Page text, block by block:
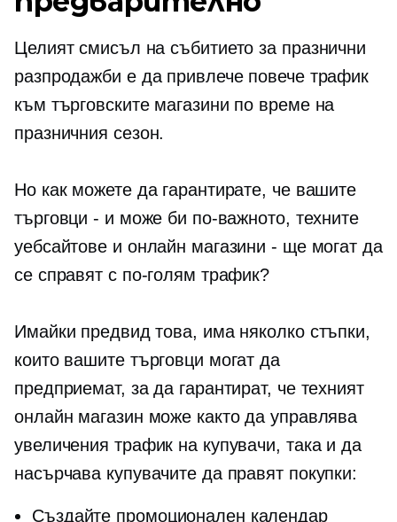
Целият смисъл на събитието за празнични
разпродажби е да привлече повече трафик
към търговските магазини по време на
празничния сезон.
Но как можете да гарантирате, че вашите
търговци - и може би по-важното, техните
уебсайтове и онлайн магазини - ще могат да
се справят с по-голям трафик?
Имайки предвид това, има няколко стъпки,
които вашите търговци могат да
предприемат, за да гарантират, че техният
онлайн магазин може както да управлява
увеличения трафик на купувачи, така и да
насърчава купувачите да правят покупки:
Създайте промоционален календар